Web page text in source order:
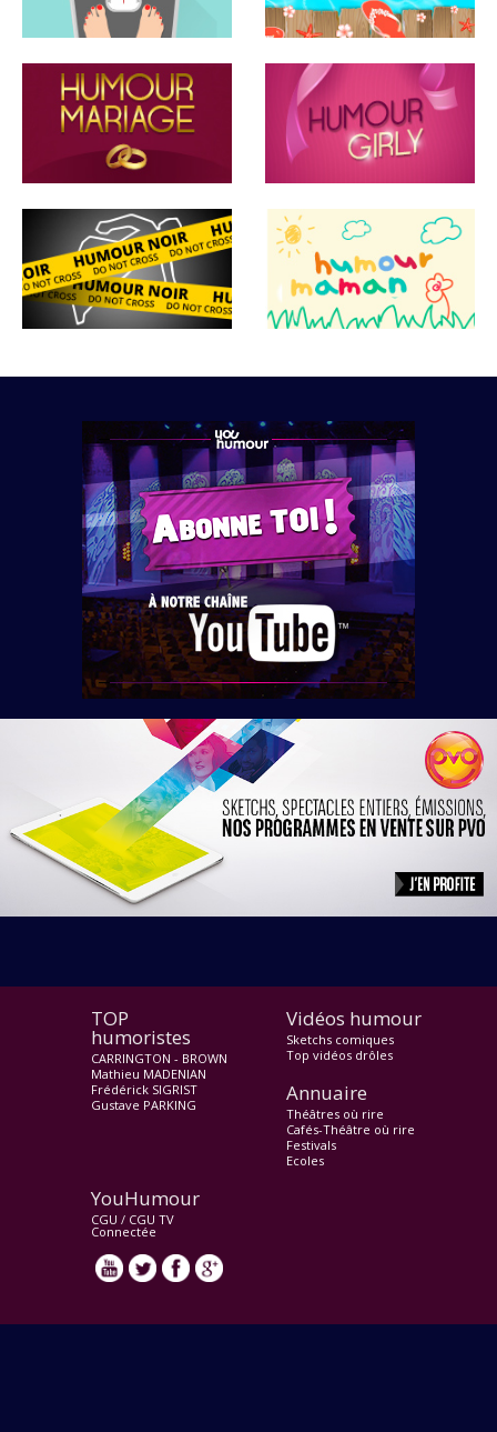
TOP
humoristes
CARRINGTON - BROWN
Mathieu MADENIAN
Frédérick SIGRIST
Gustave PARKING
Vidéos humour
Sketchs comiques
Top vidéos drôles
Annuaire
Théâtres où rire
Cafés-Théâtre où rire
Festivals
Ecoles
YouHumour
CGU / CGU TV
Connectée